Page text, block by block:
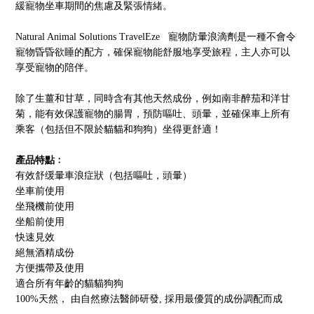
緩寵物坐車期間的焦慮及緊張情緒。
Natural Animal Solutions TravelEze 寵物防暈浪滴劑 是一種不會令
寵物昏昏欲睡的配方，確保寵物能舒服地享受旅程，主人亦可以
享受寵物的陪伴。
除了生薑和甘草，同時含有其他天然成份 ，例如南非醉茄和洋甘
菊，能有效保護寵物的腸胃，預防嘔吐、頭暈，並確保車上所有
乘客（包括但不限於貓貓和狗狗）坐得更舒適！
產品特點﹕
有效舒缓暈車浪症狀（包括嘔吐，頭暈）
坐車前使用
坐飛機前使用
坐船前使用
快速見效
絕無酒精成份
方便攜帶及使用
適合所有年齡的貓貓狗狗
100%天然， 由自然療法醫師研發, 採用最優質的成份調配而成